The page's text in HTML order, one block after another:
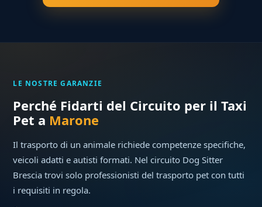
LE NOSTRE GARANZIE
Perché Fidarti del Circuito per il Taxi
Pet a Marone
Il trasporto di un animale richiede competenze specifiche,
veicoli adatti e autisti formati. Nel circuito Dog Sitter
Brescia trovi solo professionisti del trasporto pet con tutti
i requisiti in regola.